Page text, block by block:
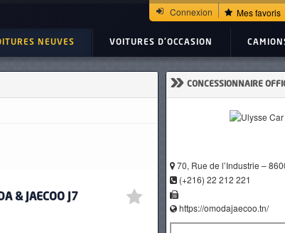
Connexion Mes favoris
NEUVES VOITURES D'OCCASION
& JAECOO J7
» CONCESSIONNAIRE
70, Rue de l’Industrie –
(+216) 22 212 221
https://omodajaecoo.tn/